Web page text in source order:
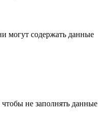
могут содержать данные
не заполнять данные